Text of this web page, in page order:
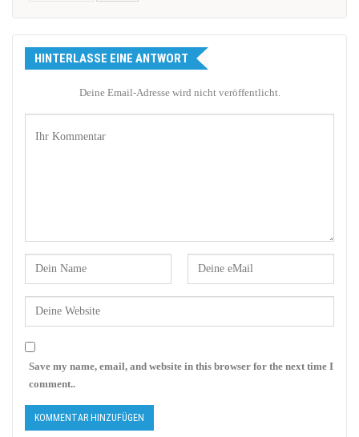
HINTERLASSE EINE ANTWORT
Deine Email-Adresse wird nicht veröffentlicht.
Save my name, email, and website in this browser for the next time I
comment..